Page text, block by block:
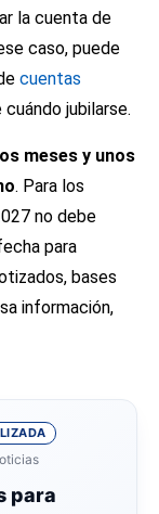
la cuenta de
caso, puede
cuentas
jubilarse.
meses y unos
. Para los
no debe
para
bases
información,
para